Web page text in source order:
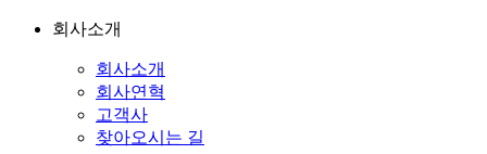
회사소개
회사소개
회사연혁
고객사
찾아오시는 길